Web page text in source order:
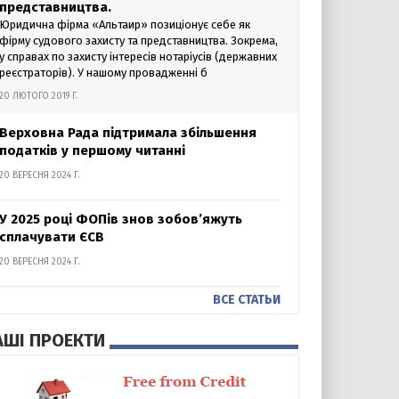
фірма «Альтаир» позиціонує себе як
судового захисту та представництва. Зокрема,
справах по захисту інтересів нотаріусів (державних
У нашому провадженні б
ЛЮТОГО 2019 Г.
Рада підтримала збільшення
у першому читанні
ВЕРЕСНЯ 2024 Г.
2025 році ФОПів знов зобов’яжуть
ЄСВ
ВЕРЕСНЯ 2024 Г.
ВСЕ СТАТЬИ
ПРОЕКТИ